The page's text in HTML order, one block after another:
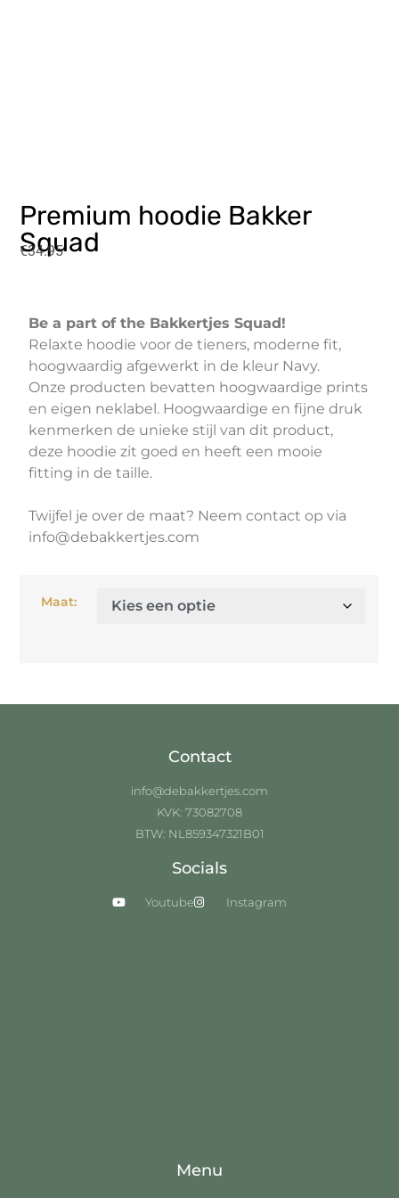
Premium hoodie Bakker
Squad
€34.95
Be a part of the Bakkertjes Squad!
Relaxte hoodie voor de tieners, moderne fit,
hoogwaardig afgewerkt in de kleur Navy.
Onze producten bevatten hoogwaardige prints
en eigen neklabel. Hoogwaardige en fijne druk
kenmerken de unieke stijl van dit product,
deze hoodie zit goed en heeft een mooie
fitting in de taille.
Twijfel je over de maat? Neem contact op via
info@debakkertjes.com
Maat:
Menu
Contact
info@debakkertjes.com
KVK: 73082708
BTW: NL859347321B01
Socials
Youtube Instagram